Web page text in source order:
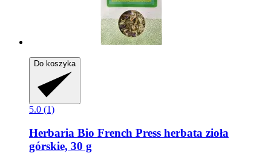
Do koszyka
5.0 (1)
Herbaria Bio French Press herbata zioła
górskie, 30 g